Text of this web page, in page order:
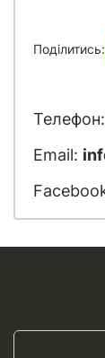
Поділитись:
Телефон:
Email: